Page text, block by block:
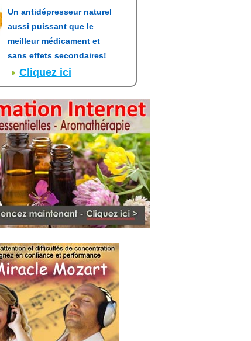
Un antidépresseur naturel
aussi puissant que le
meilleur médicament et
sans effets secondaires!
Cliquez ici